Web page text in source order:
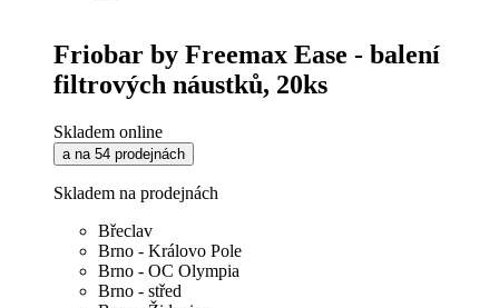
Friobar by Freemax Ease - balení
filtrových náustků, 20ks
Skladem online
a na 54 prodejnách
Skladem na prodejnách
Břeclav
Brno - Královo Pole
Brno - OC Olympia
Brno - střed